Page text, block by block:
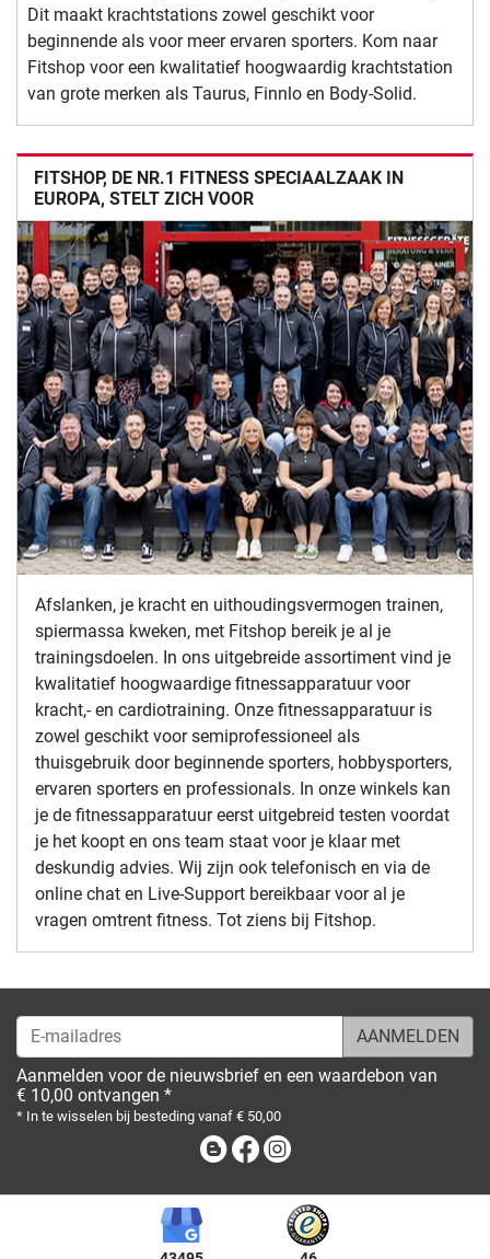
Dit maakt krachtstations zowel geschikt voor
beginnende als voor meer ervaren sporters. Kom naar
Fitshop voor een kwalitatief hoogwaardig krachtstation
van grote merken als Taurus, Finnlo en Body-Solid.
FITSHOP, DE NR.1 FITNESS SPECIAALZAAK IN
EUROPA, STELT ZICH VOOR
Afslanken, je kracht en uithoudingsvermogen trainen,
spiermassa kweken, met Fitshop bereik je al je
trainingsdoelen. In ons uitgebreide assortiment vind je
kwalitatief hoogwaardige fitnessapparatuur voor
kracht,- en cardiotraining. Onze fitnessapparatuur is
zowel geschikt voor semiprofessioneel als
thuisgebruik door beginnende sporters, hobbysporters,
ervaren sporters en professionals. In onze winkels kan
je de fitnessapparatuur eerst uitgebreid testen voordat
je het koopt en ons team staat voor je klaar met
deskundig advies. Wij zijn ook telefonisch en via de
online chat en Live-Support bereikbaar voor al je
vragen omtrent fitness. Tot ziens bij Fitshop.
E-mailadres
Aanmelden voor de nieuwsbrief en een waardebon van
€ 10,00 ontvangen *
* In te wisselen bij besteding vanaf € 50,00
BlogFacebook